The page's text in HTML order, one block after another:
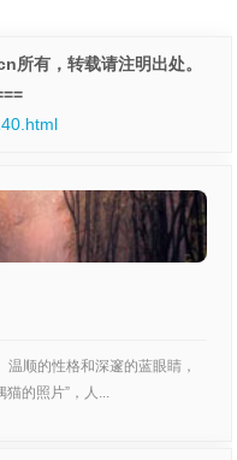
有，转载请注明出处。
顺的性格和深邃的蓝眼睛，
猫的照片”，人...